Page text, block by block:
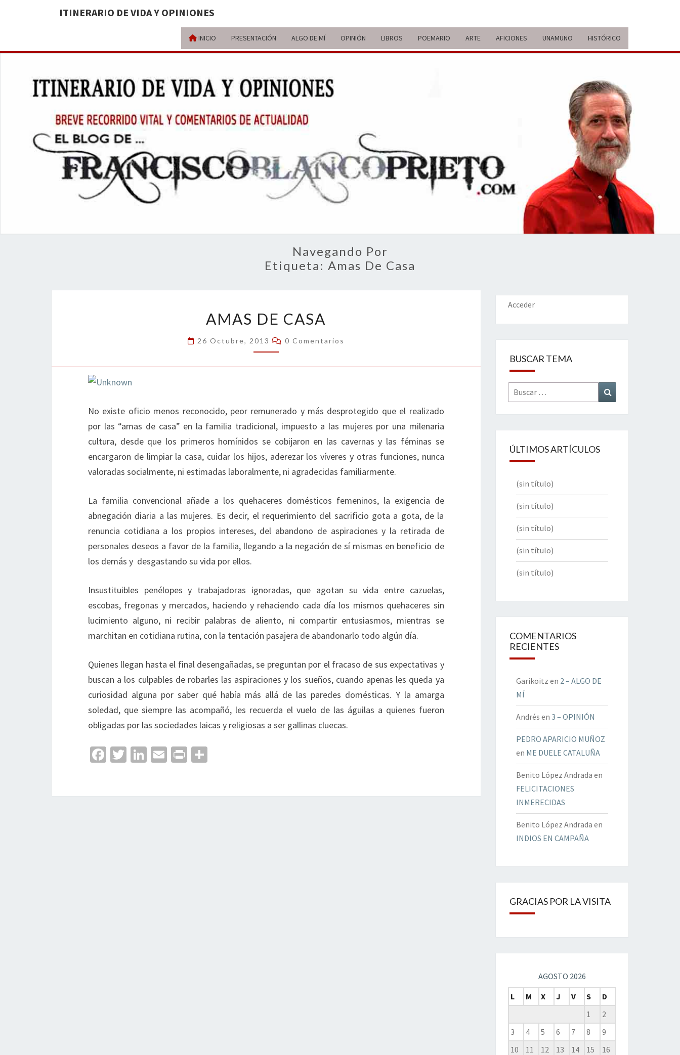
ITINERARIO DE VIDA Y OPINIONES
INICIO PRESENTACIÓN ALGO DE MÍ OPINIÓN LIBROS POEMARIO ARTE AFICIONES UNAMUNO HISTÓRICO
ITINERARIO
DE VIDA Y
OPINIONES
BREVE
RECORRIDO
VITAL Y
COMENTARIOS
ACTUALIDAD
Navegando Por
Etiqueta: Amas De Casa
DE
CASA
AMAS DE CASA
26 Octubre, 2013 Comentarios
0 Comentarios
No existe oficio menos reconocido, peor remunerado y más desprotegido que el realizado
por las “amas de casa” en la familia tradicional, impuesto a las mujeres por una milenaria
cultura, desde que los primeros homínidos se cobijaron en las cavernas y las féminas se
encargaron de limpiar la casa, cuidar los hijos, aderezar los víveres y otras funciones, nunca
valoradas socialmente, ni estimadas laboralmente, ni agradecidas familiarmente.
La familia convencional añade a los quehaceres domésticos femeninos, la exigencia de
abnegación diaria a las mujeres. Es decir, el requerimiento del sacrificio gota a gota, de la
renuncia cotidiana a los propios intereses, del abandono de aspiraciones y la retirada de
personales deseos a favor de la familia, llegando a la negación de sí mismas en beneficio de
los demás y desgastando su vida por ellos.
Insustituibles penélopes y trabajadoras ignoradas, que agotan su vida entre cazuelas,
escobas, fregonas y mercados, haciendo y rehaciendo cada día los mismos quehaceres sin
lucimiento alguno, ni recibir palabras de aliento, ni compartir entusiasmos, mientras se
marchitan en cotidiana rutina, con la tentación pasajera de abandonarlo todo algún día.
Quienes llegan hasta el final desengañadas, se preguntan por el fracaso de sus expectativas y
buscan a los culpables de robarles las aspiraciones y los sueños, cuando apenas les queda ya
curiosidad alguna por saber qué había más allá de las paredes domésticas. Y la amarga
soledad, que siempre las acompañó, les recuerda el vuelo de las águilas a quienes fueron
obligadas por las sociedades laicas y religiosas a ser gallinas cluecas.
Fa T
Li
E
Pr
Acceder
BUSCAR TEMA
Buscar
por:
ÚLTIMOS ARTÍCULOS
(sin título)
(sin título)
(sin título)
(sin título)
(sin título)
COMENTARIOS
RECIENTES
Garikoitz en 2 – ALGO DE
MÍ
Andrés en 3 – OPINIÓN
PEDRO APARICIO MUÑOZ
en ME DUELE CATALUÑA
Benito López Andrada en
FELICITACIONES
INMERECIDAS
Benito López Andrada en
INDIOS EN CAMPAÑA
GRACIAS POR LA VISITA
AGOSTO 2026
L
M X J V S
D
1
2
3
4 5 6 7 8
9
10
11 12 13 14 15
16